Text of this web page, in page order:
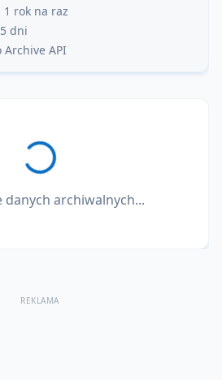
1 rok na raz
dni
Archive API
danych archiwalnych...
REKLAMA